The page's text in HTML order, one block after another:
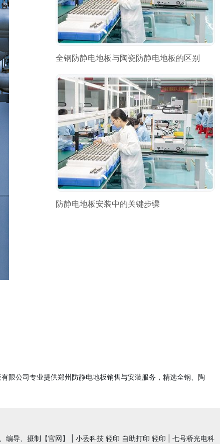
全钢防静电地板与陶瓷防静电地板的区别
防静电地板安装中的关键步骤
限公司专业提供郑州防静电地板销售与安装服务，精选全钢、陶
编导、摄制【官网】 小丢科技 轻印 自助打印 轻印
七号桥光电科